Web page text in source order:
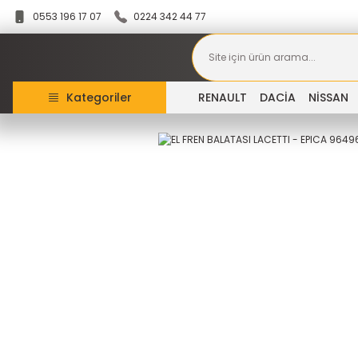
0553 196 17 07 0224 342 44 77
Kategoriler RENAULT DACİA NİSSAN